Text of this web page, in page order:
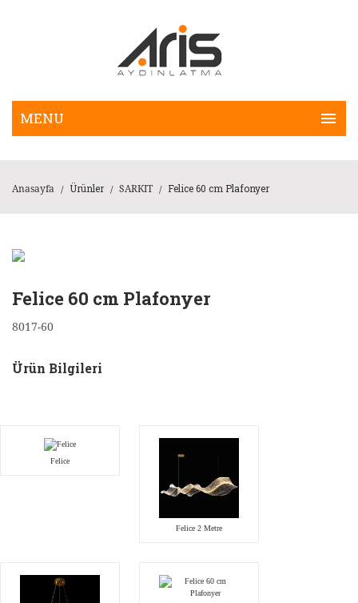
Anasayfa / Ürünler / SARKIT / Felice 60 cm Plafonyer
Felice 60 cm Plafonyer
8017-60
Ürün Bilgileri
Felice
Felice 2 Metre